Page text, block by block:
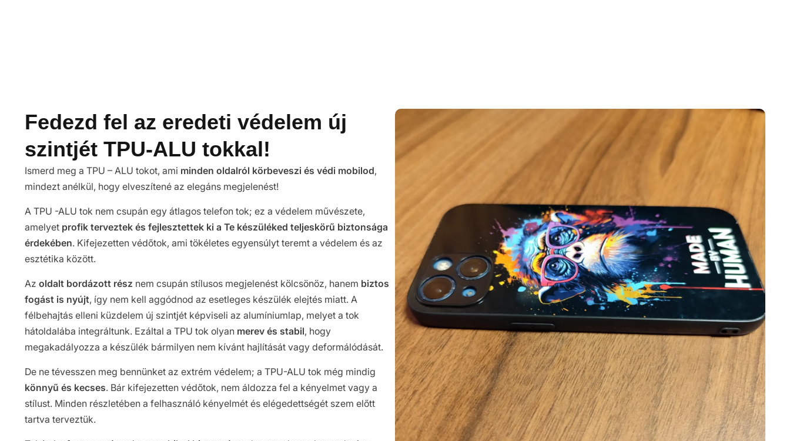
Fedezd fel az eredeti védelem új
szintjét TPU-ALU tokkal!
Ismerd meg a TPU – ALU tokot, ami minden oldalról körbeveszi és védi mobilod,
mindezt anélkül, hogy elveszítené az elegáns megjelenést!
A TPU -ALU tok nem csupán egy átlagos telefon tok; ez a védelem művészete,
amelyet profik terveztek és fejlesztettek ki a Te készüléked teljeskörű biztonsága
érdekében. Kifejezetten védőtok, ami tökéletes egyensúlyt teremt a védelem és az
esztétika között.
Az oldalt bordázott rész nem csupán stílusos megjelenést kölcsönöz, hanem biztos
fogást is nyújt, így nem kell aggódnod az esetleges készülék elejtés miatt. A
félbehajtás elleni küzdelem új szintjét képviseli az alumíniumlap, melyet a tok
hátoldalába integráltunk. Ezáltal a TPU tok olyan merev és stabil, hogy
megakadályozza a készülék bármilyen nem kívánt hajlítását vagy deformálódását.
De ne tévesszen meg bennünket az extrém védelem; a TPU-ALU tok még mindig
könnyű és kecses. Bár kifejezetten védőtok, nem áldozza fel a kényelmet vagy a
stílust. Minden részletében a felhasználó kényelmét és elégedettségét szem előtt
tartva terveztük.